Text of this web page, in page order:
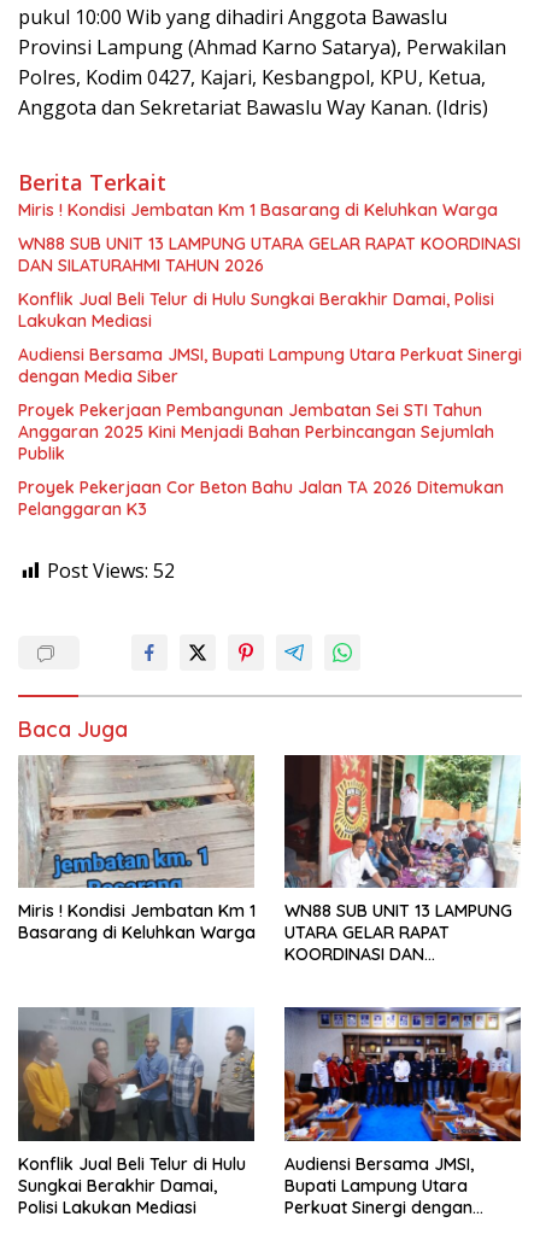
pukul 10:00 Wib yang dihadiri Anggota Bawaslu
Provinsi Lampung (Ahmad Karno Satarya), Perwakilan
Polres, Kodim 0427, Kajari, Kesbangpol, KPU, Ketua,
Anggota dan Sekretariat Bawaslu Way Kanan. (Idris)
Berita Terkait
Miris ! Kondisi Jembatan Km 1 Basarang di Keluhkan Warga
WN88 SUB UNIT 13 LAMPUNG UTARA GELAR RAPAT KOORDINASI
DAN SILATURAHMI TAHUN 2026
Konflik Jual Beli Telur di Hulu Sungkai Berakhir Damai, Polisi
Lakukan Mediasi
Audiensi Bersama JMSI, Bupati Lampung Utara Perkuat Sinergi
dengan Media Siber
Proyek Pekerjaan Pembangunan Jembatan Sei STI Tahun
Anggaran 2025 Kini Menjadi Bahan Perbincangan Sejumlah
Publik
Proyek Pekerjaan Cor Beton Bahu Jalan TA 2026 Ditemukan
Pelanggaran K3
Post Views: 52
Baca Juga
Miris ! Kondisi Jembatan Km 1
Basarang di Keluhkan Warga
WN88 SUB UNIT 13 LAMPUNG
UTARA GELAR RAPAT
KOORDINASI DAN
Konflik Jual Beli Telur di Hulu
Sungkai Berakhir Damai,
Polisi Lakukan Mediasi
Audiensi Bersama JMSI,
Bupati Lampung Utara
Perkuat Sinergi dengan